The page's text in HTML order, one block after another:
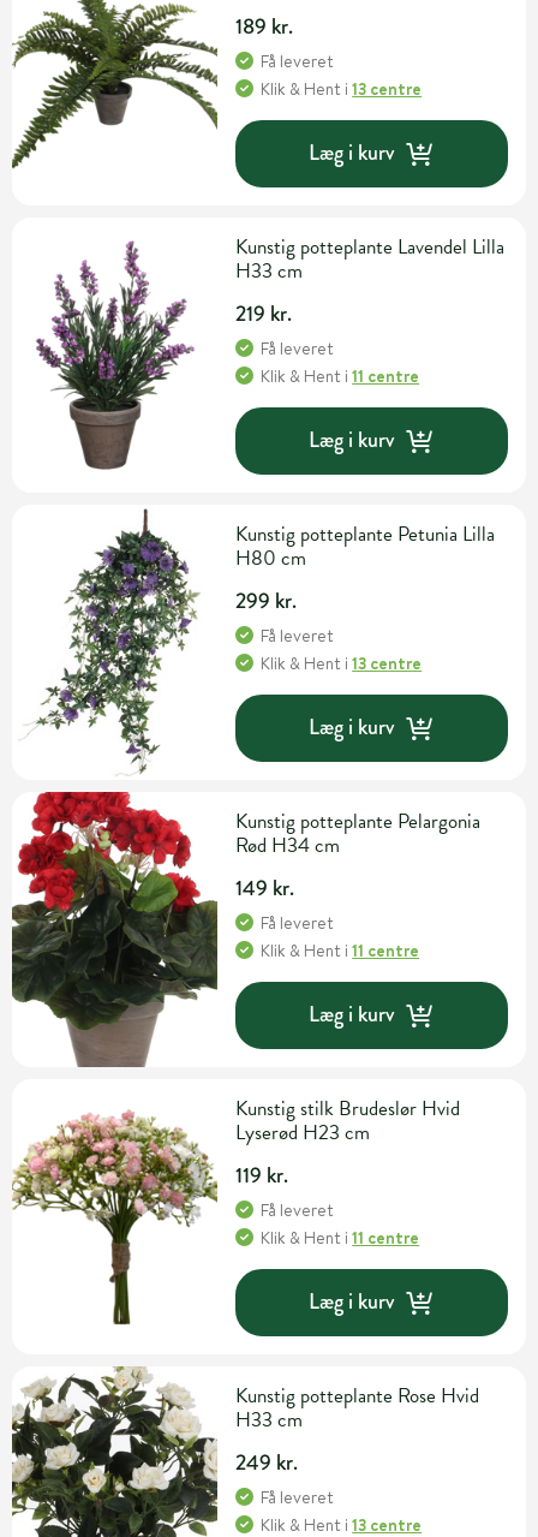
189 kr.
Få leveret
Klik & Hent i13 centre
Læg i kurv
Kunstig potteplante Lavendel Lilla
H33 cm
219 kr.
Få leveret
Klik & Hent i11 centre
Læg i kurv
Kunstig potteplante Petunia Lilla
H80 cm
299 kr.
Få leveret
Klik & Hent i13 centre
Læg i kurv
Kunstig potteplante Pelargonia
Rød H34 cm
149 kr.
Få leveret
Klik & Hent i11 centre
Læg i kurv
Kunstig stilk Brudeslør Hvid
Lyserød H23 cm
119 kr.
Få leveret
Klik & Hent i11 centre
Læg i kurv
Kunstig potteplante Rose Hvid
H33 cm
249 kr.
Få leveret
Klik & Hent i13 centre